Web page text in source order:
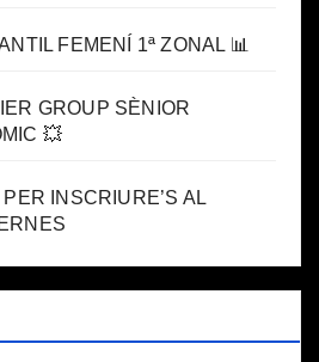
FEMENÍ 1ª ZONAL 📊
GROUP SÈNIOR
💥
INSCRIURE’S AL